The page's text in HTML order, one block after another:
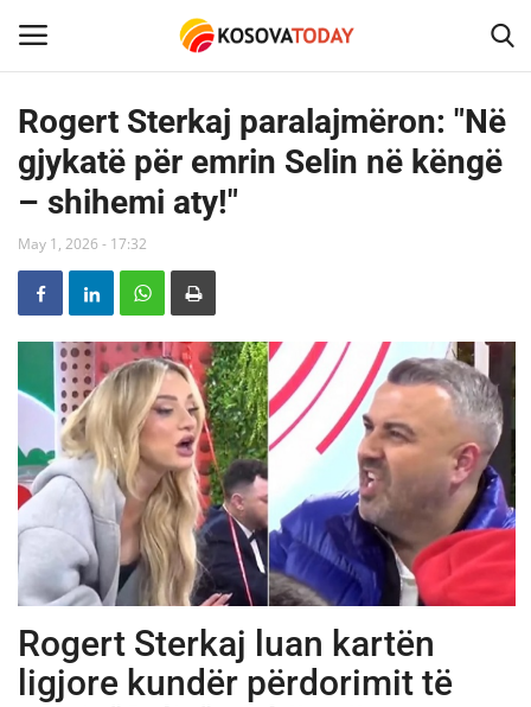
Home
KOSOVA
SHQIPERIA
MAQEDONIA
SHOWBIZ
BOTA
TECH
JETA
SPORTI
Rogert Sterkaj paralajmëron: "Në
gjykatë për emrin Selin në këngë
– shihemi aty!"
May 1, 2026 - 17:32
Rogert Sterkaj luan kartën
ligjore kundër përdorimit të